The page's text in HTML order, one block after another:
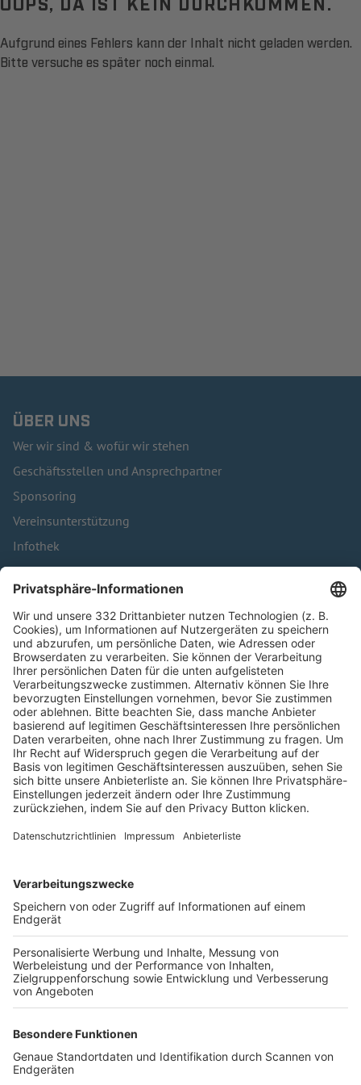
Aufgrund eines Fehlers kann der Inhalt nicht geladen werden.
Bitte versuche es später noch einmal.
ÜBER UNS
Wer wir sind & wofür wir stehen
Geschäftsstellen und Ansprechpartner
Sponsoring
Vereinsunterstützung
Infothek
Kontakt
HÄUFIG BESUCHTE SEITEN
Pässe und Vereinswechsel
Trainerausbildung
Schulungsangebot Vereinsmitarbeiter
BFV-Geschäftsstellen
Trainerbörse
Login SpielPlus
FOLGE DEM BFV
TOP-VEREINE
TOP-PARTNER